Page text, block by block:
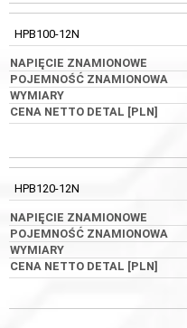
HPB100-12N
HPB120-12N